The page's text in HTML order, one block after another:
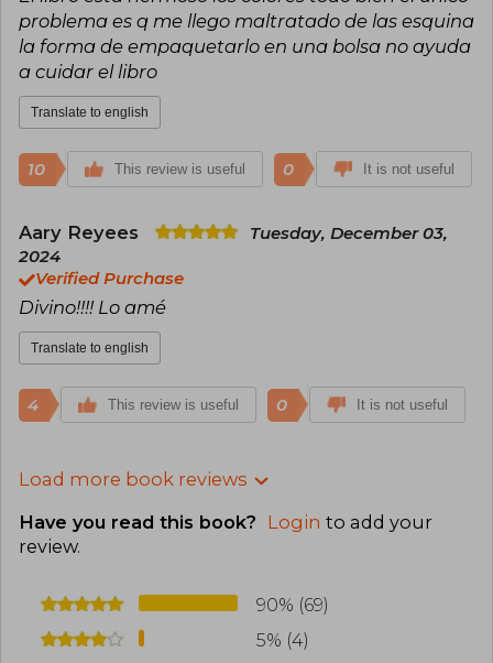
problema es q me llego maltratado de las esquina
la forma de empaquetarlo en una bolsa no ayuda
a cuidar el libro
Translate to english
10 This review is useful 0 It is not useful
Aary Reyees
Tuesday, December 03,
2024
Verified Purchase
Divino!!!! Lo amé
Translate to english
4 This review is useful 0 It is not useful
Load more book reviews
Have you read this book? Login to add your
review.
90% (69)
5% (4)